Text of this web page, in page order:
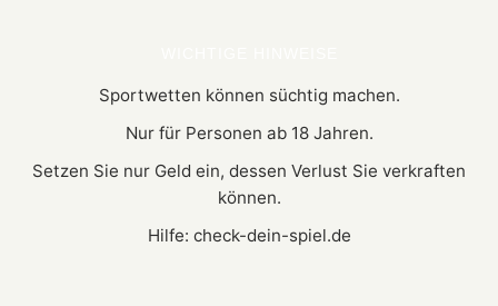
Sportwetten können süchtig machen.
Nur für Personen ab 18 Jahren.
Setzen Sie nur Geld ein, dessen Verlust Sie verkraften
können.
Hilfe: check-dein-spiel.de